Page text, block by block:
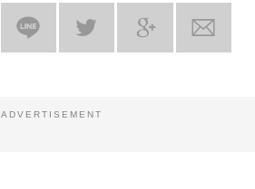
ADVERTISEMENT